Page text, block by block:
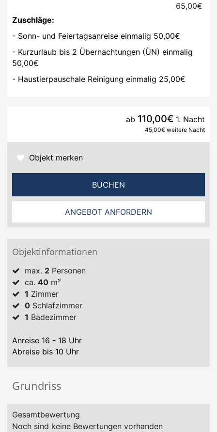
65,00€
Zuschläge:
- Sonn- und Feiertagsanreise einmalig 50,00€
- Kurzurlaub bis 2 Übernachtungen (ÜN) einmalig
50,00€
- Haustierpauschale Reinigung einmalig 25,00€
ab 110,00€ 1. Nacht
45,00€ weitere Nacht
Objekt merken
BUCHEN
ANGEBOT ANFORDERN
Objektinformationen
max. 2 Personen
ca. 40 m²
1 Zimmer
0 Schlafzimmer
1 Badezimmer
Anreise 16 - 18 Uhr
Abreise bis 10 Uhr
Grundriss
Gesamtbewertung
Noch sind keine Bewertungen vorhanden